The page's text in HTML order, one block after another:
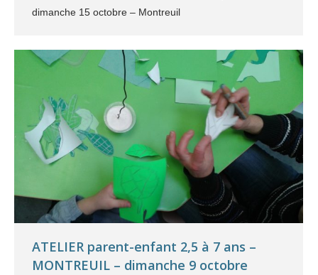
dimanche 15 octobre – Montreuil
ATELIER parent-enfant 2,5 à 7 ans –
MONTREUIL – dimanche 9 octobre